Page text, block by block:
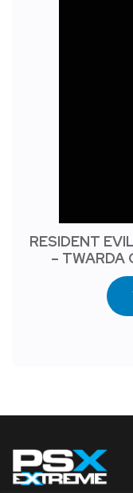
RESIDENT
– TWARDA